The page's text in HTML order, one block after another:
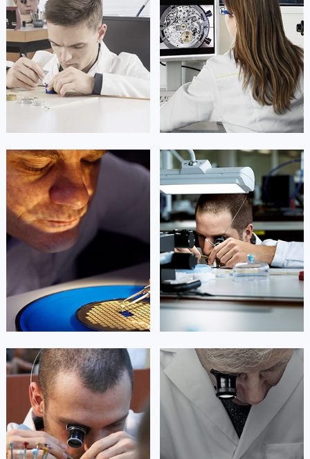
凯罗尔·切尔西
资深阿玛尼技师
是重庆市江北区阿玛尼售后服务中心
(阿玛尼维修保养中心)
的高级技师之一
Chongqing Armani Maintain center
重庆市江北区阿玛尼维修
达芙妮·克劳迪娅
资深阿玛尼技师
是重庆市万州区阿玛尼售后服务中心
(阿玛尼维修保养中心)
的高级技师之一
Chongqing Armani Maintain center
 重庆市万州区阿玛尼维修
杰登·奥斯卡里昂
资深阿玛尼技师
是重庆黔江区阿玛尼售后服务中心
(阿玛尼维修保养中心)
的高级技师之一
Chongqing Armani Maintain center
查尔斯·彼得艾伯特
资深阿玛尼技师
是重庆涪陵区阿玛尼售后服务中心
(阿玛尼维修保养中心)
的高级技师之一
Chongqing Armani Maintain center